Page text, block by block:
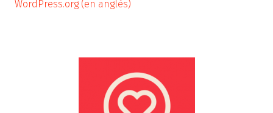
WordPress.org (en anglès)